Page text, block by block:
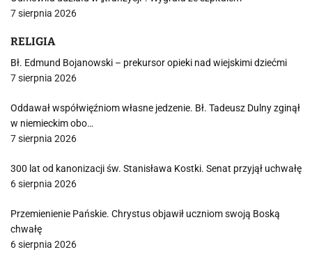
7 sierpnia 2026
RELIGIA
Bł. Edmund Bojanowski – prekursor opieki nad wiejskimi dziećmi
7 sierpnia 2026
Oddawał współwięźniom własne jedzenie. Bł. Tadeusz Dulny zginął
w niemieckim obo…
7 sierpnia 2026
300 lat od kanonizacji św. Stanisława Kostki. Senat przyjął uchwałę
6 sierpnia 2026
Przemienienie Pańskie. Chrystus objawił uczniom swoją Boską
chwałę
6 sierpnia 2026